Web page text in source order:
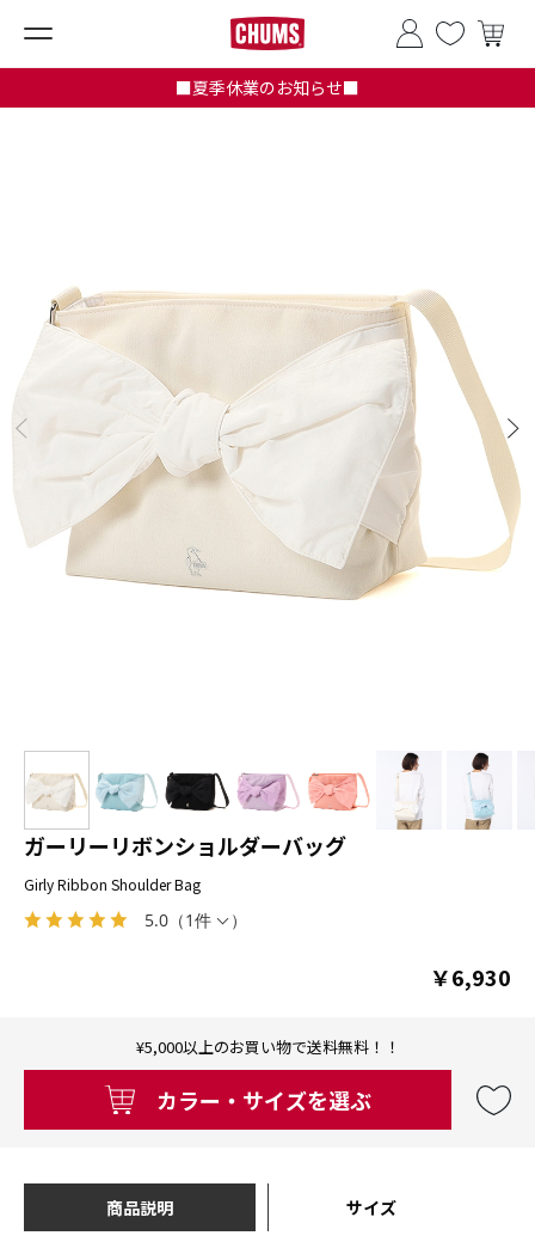
■夏季休業のお知らせ■
5.0 （1件 ）
ガーリーリボンショルダーバッグ
Girly Ribbon Shoulder Bag
￥6,930
¥5,000以上のお買い物で送料無料！！
カラー・サイズを選ぶ
商品説明 サイズ